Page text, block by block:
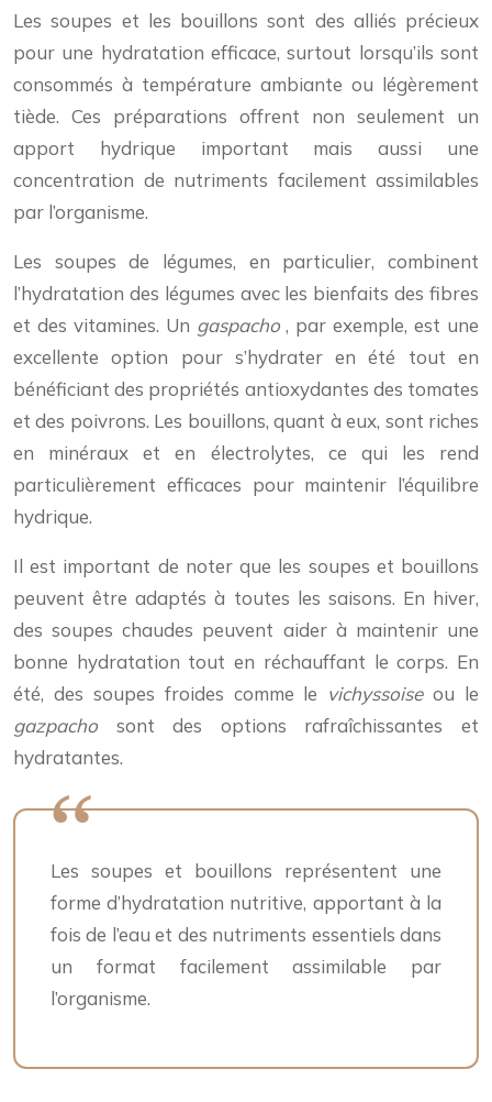
Les soupes et les bouillons sont des alliés précieux
pour une hydratation efficace, surtout lorsqu’ils sont
consommés à température ambiante ou légèrement
tiède. Ces préparations offrent non seulement un
apport hydrique important mais aussi une
concentration de nutriments facilement assimilables
par l’organisme.
Les soupes de légumes, en particulier, combinent
l’hydratation des légumes avec les bienfaits des fibres
et des vitamines. Un gaspacho, par exemple, est une
excellente option pour s’hydrater en été tout en
bénéficiant des propriétés antioxydantes des tomates
et des poivrons. Les bouillons, quant à eux, sont riches
en minéraux et en électrolytes, ce qui les rend
particulièrement efficaces pour maintenir l’équilibre
hydrique.
Il est important de noter que les soupes et bouillons
peuvent être adaptés à toutes les saisons. En hiver,
des soupes chaudes peuvent aider à maintenir une
bonne hydratation tout en réchauffant le corps. En
été, des soupes froides comme le vichyssoiseou le
gazpacho sont des options rafraîchissantes et
hydratantes.
Les soupes et bouillons représentent une
forme d’hydratation nutritive, apportant à la
fois de l’eau et des nutriments essentiels dans
un format facilement assimilable par
l’organisme.